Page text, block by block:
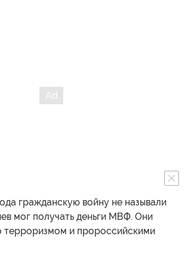
гражданскую войну не называли
мог получать деньги МВФ. Они
терроризмом и пророссийскими